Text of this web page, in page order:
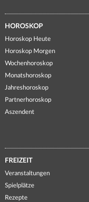
HOROSKOP
Horoskop Heute
Horoskop Morgen
Wochenhoroskop
Monatshoroskop
Jahreshoroskop
Partnerhoroskop
Aszendent
FREIZEIT
Veranstaltungen
Spielplätze
Rezepte